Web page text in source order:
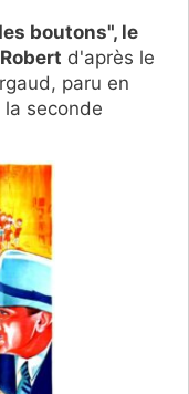
boutons", le
d'après le
paru en
seconde